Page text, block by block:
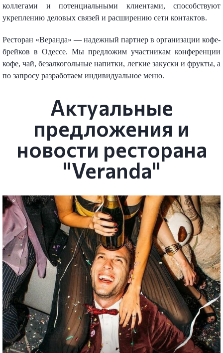
коллегами и потенциальными клиентами, способствуют
укреплению деловых связей и расширению сети контактов.
Ресторан «Веранда» — надежный партнер в организации кофе-
брейков в Одессе. Мы предложим участникам конференции
кофе, чай, безалкогольные напитки, легкие закуски и фрукты, а
по запросу разработаем индивидуальное меню.
Актуальные
предложения и
новости ресторана
"Veranda"